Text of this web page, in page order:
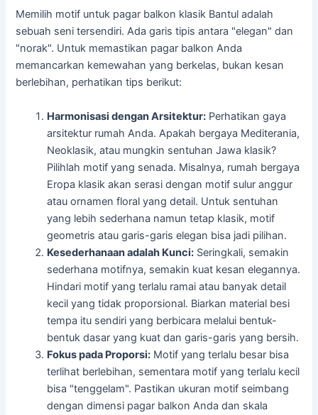
Memilih motif untuk pagar balkon klasik Bantul adalah
sebuah seni tersendiri. Ada garis tipis antara "elegan" dan
"norak". Untuk memastikan pagar balkon Anda
memancarkan kemewahan yang berkelas, bukan kesan
berlebihan, perhatikan tips berikut:
Harmonisasi dengan Arsitektur: Perhatikan gaya
arsitektur rumah Anda. Apakah bergaya Mediterania,
Neoklasik, atau mungkin sentuhan Jawa klasik?
Pilihlah motif yang senada. Misalnya, rumah bergaya
Eropa klasik akan serasi dengan motif sulur anggur
atau ornamen floral yang detail. Untuk sentuhan
yang lebih sederhana namun tetap klasik, motif
geometris atau garis-garis elegan bisa jadi pilihan.
Kesederhanaan adalah Kunci: Seringkali, semakin
sederhana motifnya, semakin kuat kesan elegannya.
Hindari motif yang terlalu ramai atau banyak detail
kecil yang tidak proporsional. Biarkan material besi
tempa itu sendiri yang berbicara melalui bentuk-
bentuk dasar yang kuat dan garis-garis yang bersih.
Fokus pada Proporsi: Motif yang terlalu besar bisa
terlihat berlebihan, sementara motif yang terlalu kecil
bisa "tenggelam". Pastikan ukuran motif seimbang
dengan dimensi pagar balkon Anda dan skala